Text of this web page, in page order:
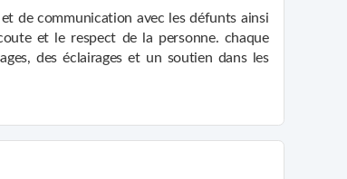
de communication avec les défunts ainsi
et le respect de la personne. chaque
des éclairages et un soutien dans les
m'ont permis de développer une
cadre sécurisant et apaisant.
l'intention d'apporter soutien, réconfort et